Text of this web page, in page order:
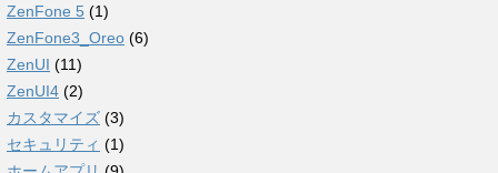
ZenFone 5 (1)
ZenFone3_Oreo (6)
ZenUI (11)
ZenUI4 (2)
カスタマイズ (3)
セキュリティ (1)